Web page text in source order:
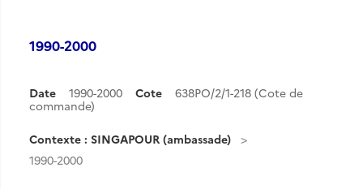
1990-2000
Date 1990-2000 Cote
638PO/2/1-218 (Cote de
commande)
Contexte : SINGAPOUR (ambassade)
1990-2000